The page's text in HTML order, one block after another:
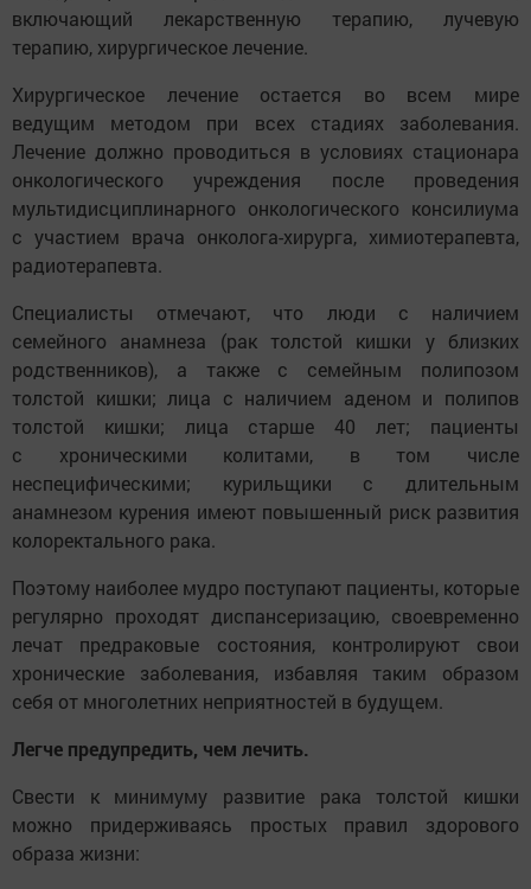
включающий лекарственную терапию, лучевую
терапию, хирургическое лечение.
Хирургическое лечение остается во всем мире
ведущим методом при всех стадиях заболевания.
Лечение должно проводиться в условиях стационара
онкологического учреждения после проведения
мультидисциплинарного онкологического консилиума
с участием врача онколога-хирурга, химиотерапевта,
радиотерапевта.
Специалисты отмечают, что люди с наличием
семейного анамнеза (рак толстой кишки у близких
родственников), а также с семейным полипозом
толстой кишки; лица с наличием аденом и полипов
толстой кишки; лица старше 40 лет; пациенты
с хроническими колитами, в том числе
неспецифическими; курильщики с длительным
анамнезом курения имеют повышенный риск развития
колоректального рака.
Поэтому наиболее мудро поступают пациенты, которые
регулярно проходят диспансеризацию, своевременно
лечат предраковые состояния, контролируют свои
хронические заболевания, избавляя таким образом
себя от многолетних неприятностей в будущем.
Легче предупредить, чем лечить.
Свести к минимуму развитие рака толстой кишки
можно придерживаясь простых правил здорового
образа жизни: